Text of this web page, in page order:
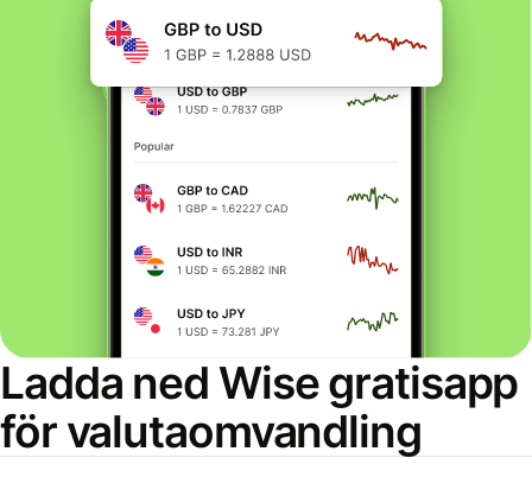
Ladda ned Wise gratisapp
för valutaomvandling